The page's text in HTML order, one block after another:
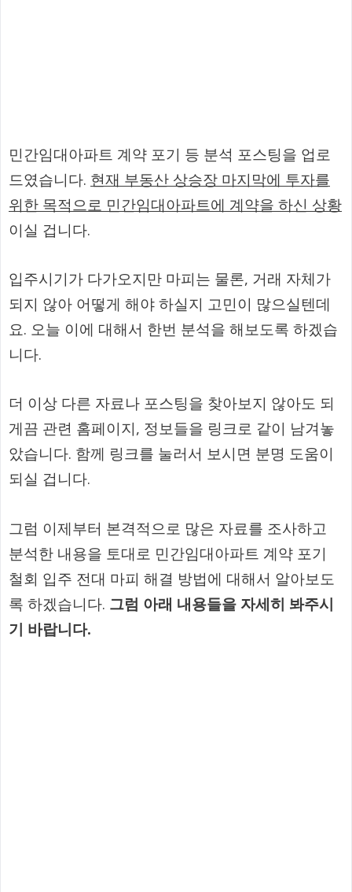
민간임대아파트 계약 포기 등 분석 포스팅을 업로
드였습니다. 현재 부동산 상승장 마지막에 투자를
위한 목적으로 민간임대아파트에 계약을 하신 상황
이실 겁니다.
입주시기가 다가오지만 마피는 물론, 거래 자체가
되지 않아 어떻게 해야 하실지 고민이 많으실텐데
요. 오늘 이에 대해서 한번 분석을 해보도록 하겠습
니다.
더 이상 다른 자료나 포스팅을 찾아보지 않아도 되
게끔 관련 홈페이지, 정보들을 링크로 같이 남겨놓
았습니다. 함께 링크를 눌러서 보시면 분명 도움이
되실 겁니다.
그럼 이제부터 본격적으로 많은 자료를 조사하고
분석한 내용을 토대로 민간임대아파트 계약 포기
철회 입주 전대 마피 해결 방법에 대해서 알아보도
록 하겠습니다. 그럼 아래 내용들을 자세히 봐주시
기 바랍니다.